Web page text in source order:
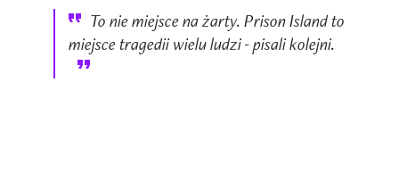
To nie miejsce na żarty. Prison Island to
miejsce tragedii wielu ludzi - pisali kolejni.